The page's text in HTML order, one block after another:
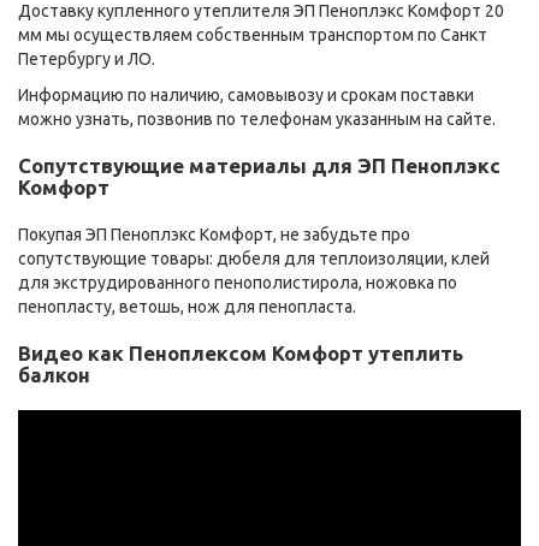
Доставку купленного утеплителя ЭП Пеноплэкс Комфорт 20
мм мы осуществляем собственным транспортом по Санкт
Петербургу и ЛО.
Информацию по наличию, самовывозу и срокам поставки
можно узнать, позвонив по телефонам указанным на сайте.
Сопутствующие материалы для ЭП Пеноплэкс
Комфорт
Покупая ЭП Пеноплэкс Комфорт, не забудьте про
сопутствующие товары: дюбеля для теплоизоляции, клей
для экструдированного пенополистирола, ножовка по
пенопласту, ветошь, нож для пенопласта.
Видео как Пеноплексом Комфорт утеплить
балкон